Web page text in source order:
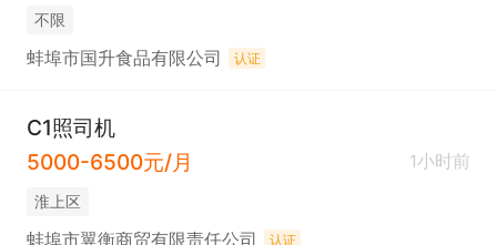
不限
蚌埠市国升食品有限公司 认证
C1照司机
5000-6500元/月
1小时前
淮上区
蚌埠市翼衡商贸有限责任公司 认证